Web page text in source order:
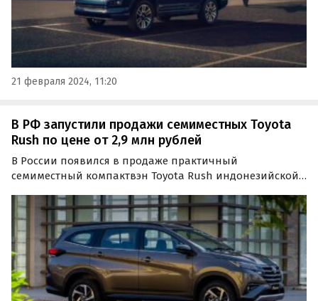
21 февраля 2024, 11:20
В РФ запустили продажи семиместных Toyota
Rush по цене от 2,9 млн рублей
В России появился в продаже практичный
семиместный компактвэн Toyota Rush индонезийской
Азии. Портал «Автоновости дня» нашел эту машину на
одном из крупных классифайдов, где цены на нее
сейчас…